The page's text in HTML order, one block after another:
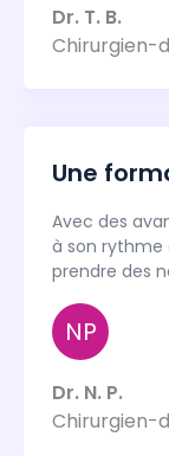
Dr. T. B.
Chirurgien-
Une
Avec des
à son rythme
prendre des
NP
Dr. N. P.
Chirurgien-